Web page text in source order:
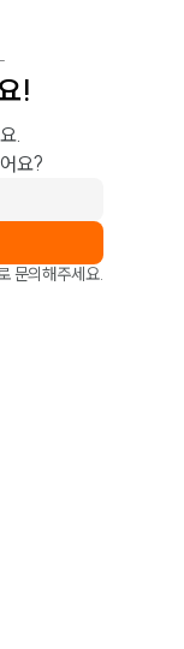
!
.
요?
문의해주세요.